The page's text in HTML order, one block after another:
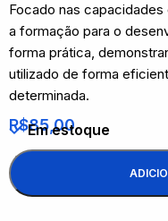
Focado nas
a formação para o
forma prática,
utilizado de forma
determinada.
R$85,00
Em estoque